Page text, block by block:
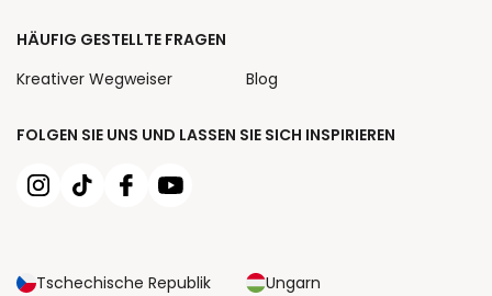
FOLGEN SIE UNS UND LASSEN SIE SICH INSPIRIEREN
Tschechische Republik
Ungarn
HÄUFIG GESTELLTE FRAGEN
Kreativer Wegweiser
Blog